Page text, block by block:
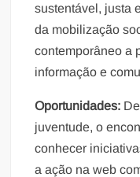
sustentável, justa
da mobilização
contemporâneo a
informação e
Oportunidades:
juventude, o
conhecer
a ação na web